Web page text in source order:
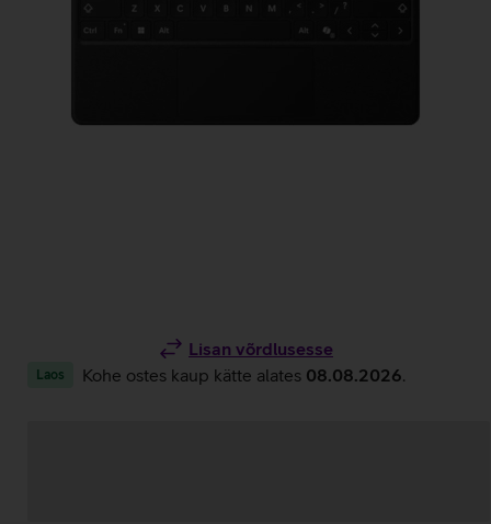
Lisan võrdlusesse
Laos Kohe ostes kaup kätte alates 08.08.2026